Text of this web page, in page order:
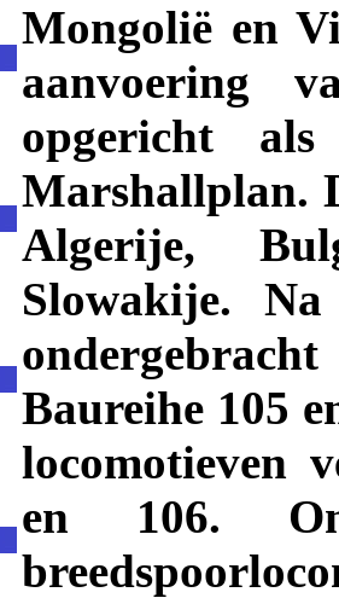
Mongolië en
aanvoering
opgericht
Marshallplan.
Algerije,
Slowakije.
Baureihe 105
locomotieven
en 106.